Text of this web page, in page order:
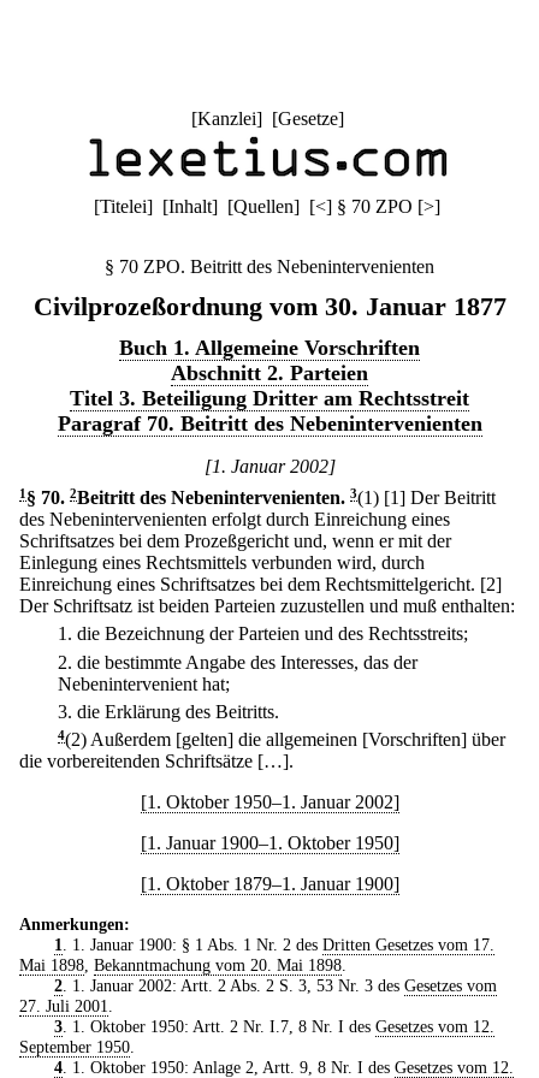
[Kanzlei] [Gesetze]
[Titelei] [Inhalt] [Quellen] [<] § 70 ZPO [>]
§ 70 ZPO. Beitritt des Nebenintervenienten
Civilprozeßordnung vom 30. Januar 1877
Buch 1. Allgemeine Vorschriften
Abschnitt 2. Parteien
Titel 3. Beteiligung Dritter am Rechtsstreit
Paragraf 70. Beitritt des Nebenintervenienten
[1. Januar 2002]
1 § 70. 2Beitritt des Nebenintervenienten. 3(1) [1] Der Beitritt
des Nebenintervenienten erfolgt durch Einreichung eines
Schriftsatzes bei dem Prozeßgericht und, wenn er mit der
Einlegung eines Rechtsmittels verbunden wird, durch
Einreichung eines Schriftsatzes bei dem Rechtsmittelgericht. [2]
Der Schriftsatz ist beiden Parteien zuzustellen und muß enthalten:
1. die Bezeichnung der Parteien und des Rechtsstreits;
2. die bestimmte Angabe des Interesses, das der
Nebenintervenient hat;
3. die Erklärung des Beitritts.
4(2) Außerdem [gelten] die allgemeinen [Vorschriften] über
die vorbereitenden Schriftsätze […].
[1. Oktober 1950–1. Januar 2002]
[1. Januar 1900–1. Oktober 1950]
[1. Oktober 1879–1. Januar 1900]
Anmerkungen:
1
. 1. Januar 1900: § 1 Abs. 1 Nr. 2 des Dritten Gesetzes vom 17.
Mai 1898 Bekanntmachung vom 20. Mai 1898
2. 1. Januar 2002: Artt. 2 Abs. 2 S. 3, 53 Nr. 3 des Gesetzes vom
27. Juli 2001
3. 1. Oktober 1950: Artt. 2 Nr. I.7, 8 Nr. I des Gesetzes vom 12.
September 1950
4. 1. Oktober 1950: Anlage 2, Artt. 9, 8 Nr. I des Gesetzes vom 12.